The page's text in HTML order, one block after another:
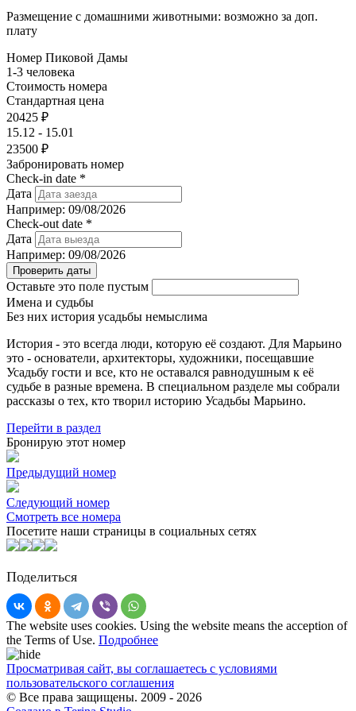
Размещение с домашними животными: возможно за доп.
плату
Номер Пиковой Дамы
1-3 человека
Стоимость номера
Стандартная цена
20425 ₽
15.12 - 15.01
23500 ₽
Забронировать номер
Check-in date *
Дата
Например: 09/08/2026
Check-out date *
Дата
Например: 09/08/2026
Оставьте это поле пустым
Имена и судьбы
Без них история усадьбы немыслима
История - это всегда люди, которую её создают. Для Марьино
это - основатели, архитекторы, художники, посещавшие
Усадьбу гости и все, кто не оставался равнодушным к её
судьбе в разные времена. В специальном разделе мы собрали
рассказы о тех, кто творил историю Усадьбы Марьино.
Перейти в раздел
Бронирую этот номер
Предыдущий номер
Следующий номер
Смотреть все номера
Посетите наши страницы в социальных сетях
Поделиться
The website uses cookies. Using the website means the acception of
the Terms of Use. Подробнее
Просматривая сайт, вы соглашаетесь с условиями
пользовательского соглашения
© Все права защищены. 2009 - 2026